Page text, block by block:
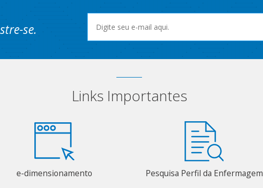
se.
Links Importantes
e-dimensionamento Pesquisa Perfil da Enfermagem